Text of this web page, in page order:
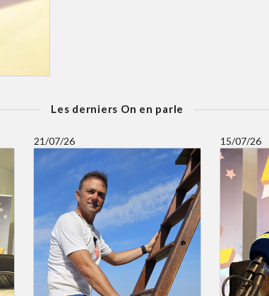
Les derniers On en parle
21/07/26 15/07/26